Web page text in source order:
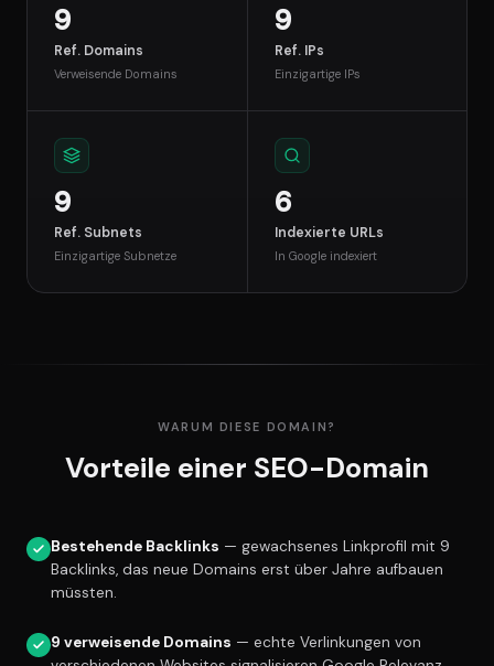
9
Ref. Domains
Verweisende Domains
9
Ref. IPs
Einzigartige IPs
9
Ref. Subnets
Einzigartige Subnetze
6
Indexierte URLs
In Google indexiert
WARUM DIESE DOMAIN?
Vorteile einer SEO-Domain
Bestehende Backlinks — gewachsenes Linkprofil mit 9
Backlinks, das neue Domains erst über Jahre aufbauen
müssten.
9 verweisende Domains — echte Verlinkungen von